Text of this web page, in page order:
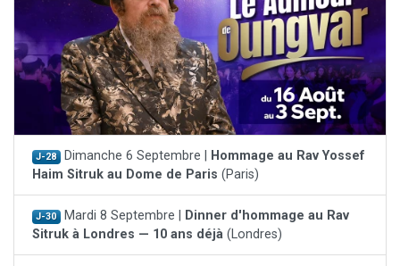
J-28 Dimanche 6 Septembre |
Hommage au Rav Yossef
Haim Sitruk au Dome de Paris (Paris)
J-30 Mardi 8 Septembre |
Dinner d'hommage au Rav
Sitruk à Londres — 10 ans déjà (Londres)